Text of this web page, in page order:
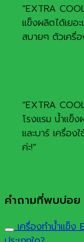
“EXTRA
แข็งผลิตได้เยอ
สบายๆ ตัวเครื่อ
“EXTRA
โรงแรม น้ำแข็
และบาร์ เครื่อง
ค่ะ!”
คำถามที่พบบ่อย
เครื่องทำน้ำแข็ง